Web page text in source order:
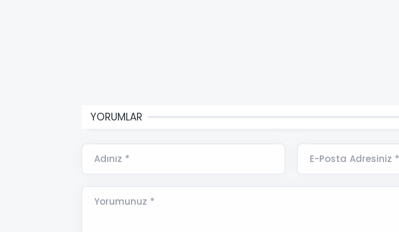
YORUMLAR
Adınız * E-Posta Adresiniz *
Yorumunuz *